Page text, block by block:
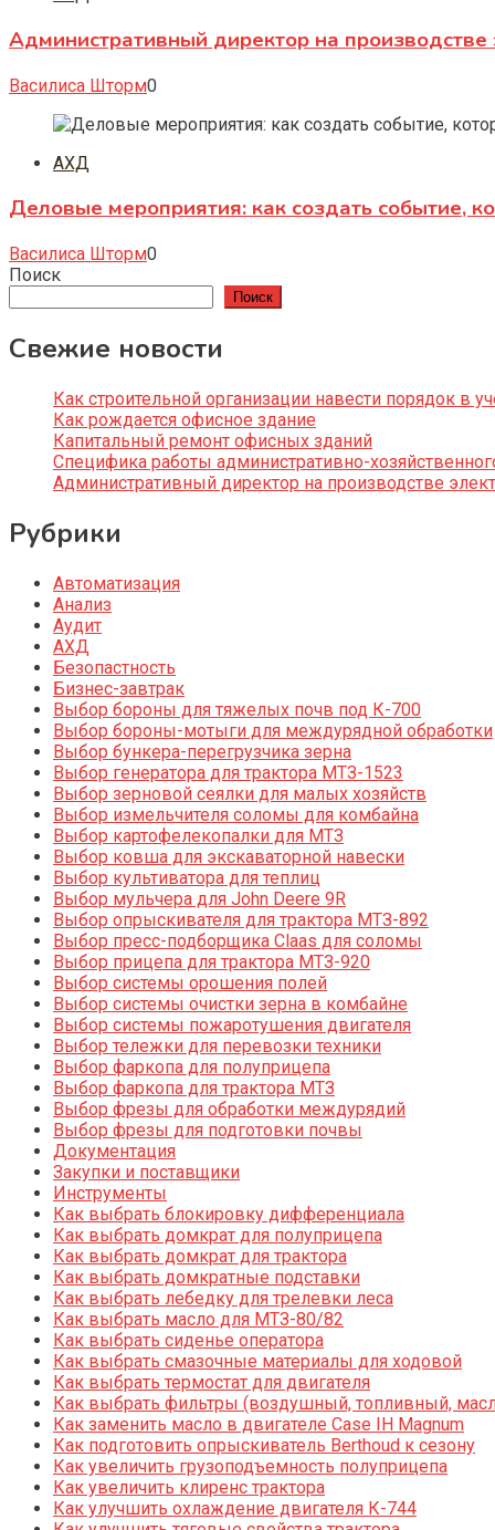
Административный директор на производстве
Василиса Шторм0
АХД
Деловые мероприятия: как создать событие,
Василиса Шторм0
Поиск
Поиск
Свежие новости
Как строительной организации навести порядок в
Как рождается офисное здание
Капитальный ремонт офисных зданий
Специфика работы административно-
Административный директор на производстве
Рубрики
Автоматизация
Анализ
Аудит
АХД
Безопастность
Бизнес-завтрак
Выбор бороны для тяжелых почв под К-700
Выбор бороны-мотыги для междурядной обработки
Выбор бункера-перегрузчика зерна
Выбор генератора для трактора МТЗ-1523
Выбор зерновой сеялки для малых хозяйств
Выбор измельчителя соломы для комбайна
Выбор картофелекопалки для МТЗ
Выбор ковша для экскаваторной навески
Выбор культиватора для теплиц
Выбор мульчера для John Deere 9R
Выбор опрыскивателя для трактора МТЗ-892
Выбор пресс-подборщика Claas для соломы
Выбор прицепа для трактора МТЗ-920
Выбор системы орошения полей
Выбор системы очистки зерна в комбайне
Выбор системы пожаротушения двигателя
Выбор тележки для перевозки техники
Выбор фаркопа для полуприцепа
Выбор фаркопа для трактора МТЗ
Выбор фрезы для обработки междурядий
Выбор фрезы для подготовки почвы
Документация
Закупки и поставщики
Инструменты
Как выбрать блокировку дифференциала
Как выбрать домкрат для полуприцепа
Как выбрать домкрат для трактора
Как выбрать домкратные подставки
Как выбрать лебедку для трелевки леса
Как выбрать масло для МТЗ-80/82
Как выбрать сиденье оператора
Как выбрать смазочные материалы для ходовой
Как выбрать термостат для двигателя
Как выбрать фильтры (воздушный, топливный,
Как заменить масло в двигателе Case IH Magnum
Как подготовить опрыскиватель Berthoud к сезону
Как увеличить грузоподъемность полуприцепа
Как увеличить клиренс трактора
Как улучшить охлаждение двигателя К-744